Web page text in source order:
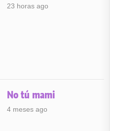
23 horas ago
No tú mami
4 meses ago